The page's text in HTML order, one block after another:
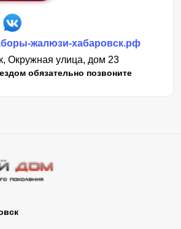
жалюзи-хабаровск.рф
Окружная улица, дом 23
обязательно позвоните